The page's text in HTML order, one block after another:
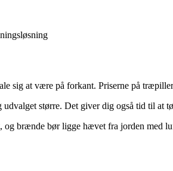
sig at være på forkant. Priserne på
større. Det giver dig også tid til at
brænde bør ligge hævet fra jorden med